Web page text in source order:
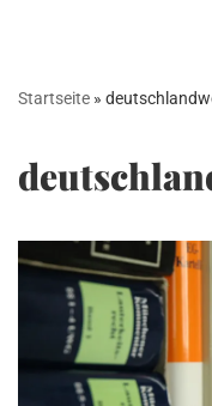
Startseite »